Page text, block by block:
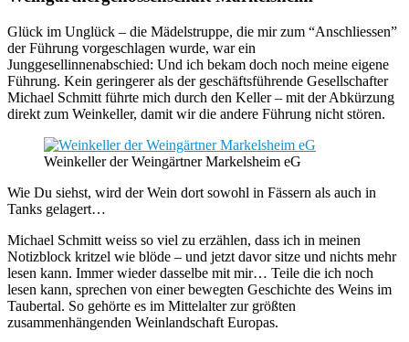
Glück im Unglück – die Mädelstruppe, die mir zum “Anschliessen”
der Führung vorgeschlagen wurde, war ein
Junggesellinnenabschied: Und ich bekam doch noch meine eigene
Führung. Kein geringerer als der geschäftsführende Gesellschafter
Michael Schmitt führte mich durch den Keller – mit der Abkürzung
direkt zum Weinkeller, damit wir die andere Führung nicht stören.
Weinkeller der Weingärtner Markelsheim eG
Wie Du siehst, wird der Wein dort sowohl in Fässern als auch in
Tanks gelagert…
Michael Schmitt weiss so viel zu erzählen, dass ich in meinen
Notizblock kritzel wie blöde – und jetzt davor sitze und nichts mehr
lesen kann. Immer wieder dasselbe mit mir… Teile die ich noch
lesen kann, sprechen von einer bewegten Geschichte des Weins im
Taubertal. So gehörte es im Mittelalter zur größten
zusammenhängenden Weinlandschaft Europas.